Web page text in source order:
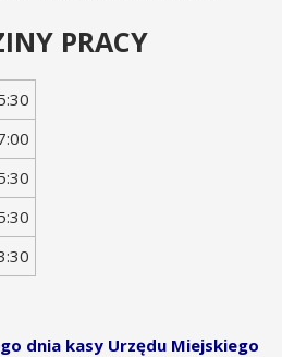
PRACY
dnia kasy Urzędu Miejskiego